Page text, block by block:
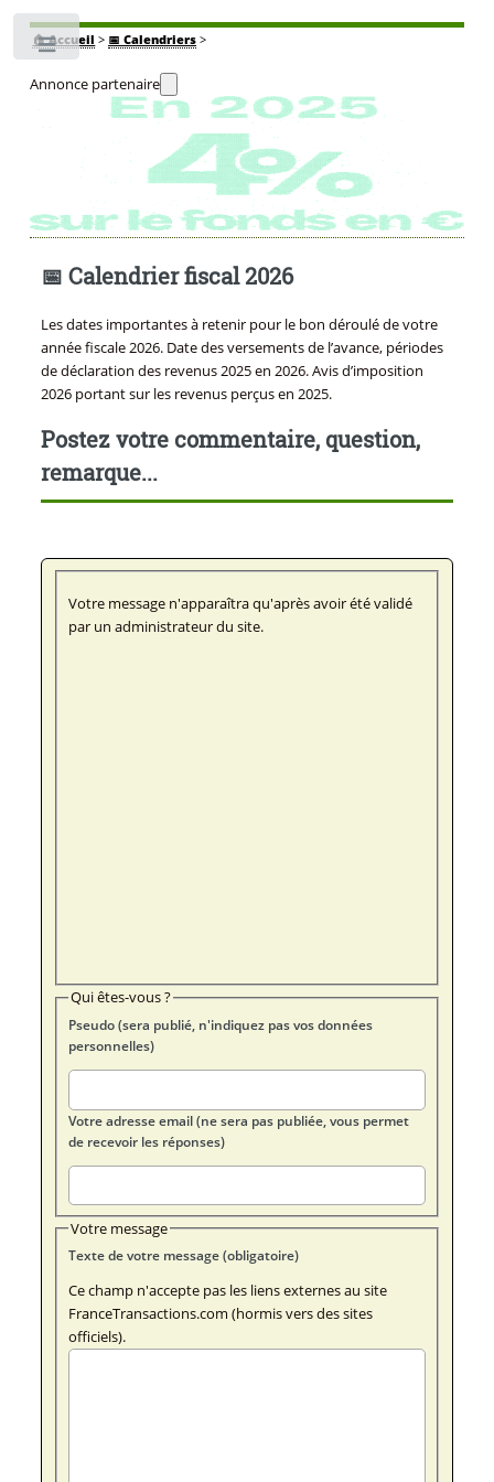
🏠Accueil > 📅 Calendriers>
Annonce partenaire
📅 Calendrier fiscal 2026
Les dates importantes à retenir pour le bon déroulé de votre
année fiscale 2026. Date des versements de l’avance, périodes
de déclaration des revenus 2025 en 2026. Avis d’imposition
2026 portant sur les revenus perçus en 2025.
Postez votre commentaire, question,
remarque...
Votre message n'apparaîtra qu'après avoir été validé
par un administrateur du site.
Qui êtes-vous ?
Pseudo (sera publié, n'indiquez pas vos données
personnelles)
Votre adresse email (ne sera pas publiée, vous permet
de recevoir les réponses)
Votre message
Texte de votre message (obligatoire)
Ce champ n'accepte pas les liens externes au site
FranceTransactions.com (hormis vers des sites
officiels).
Toggle